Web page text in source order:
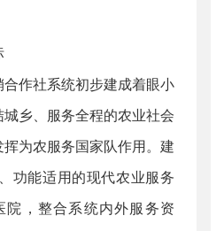
合作社系统初步建成着眼小
乡、服务全程的农业社会
为农服务国家队作用。建
功能适用的现代农业服务
院，整合系统内外服务资